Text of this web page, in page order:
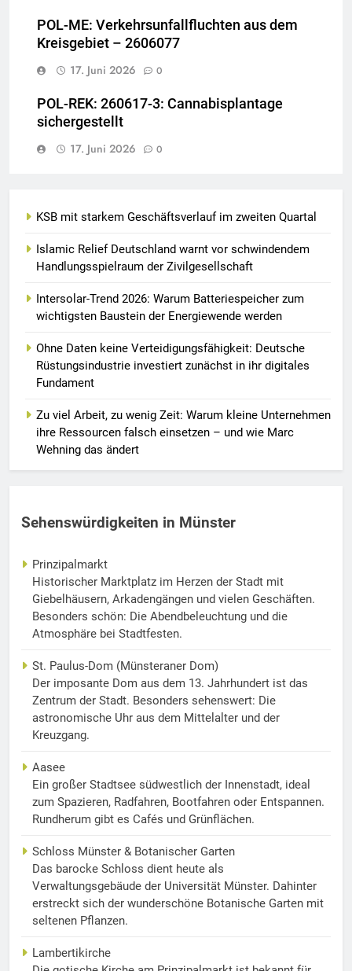
POL-ME: Verkehrsunfallfluchten aus dem
Kreisgebiet – 2606077
17. Juni 2026
0
POL-REK: 260617-3: Cannabisplantage
sichergestellt
17. Juni 2026
0
KSB mit starkem Geschäftsverlauf im zweiten Quartal
Islamic Relief Deutschland warnt vor schwindendem
Handlungsspielraum der Zivilgesellschaft
Intersolar-Trend 2026: Warum Batteriespeicher zum
wichtigsten Baustein der Energiewende werden
Ohne Daten keine Verteidigungsfähigkeit: Deutsche
Rüstungsindustrie investiert zunächst in ihr digitales
Fundament
Zu viel Arbeit, zu wenig Zeit: Warum kleine Unternehmen
ihre Ressourcen falsch einsetzen – und wie Marc
Wehning das ändert
Sehenswürdigkeiten in Münster
Prinzipalmarkt
Historischer Marktplatz im Herzen der Stadt mit
Giebelhäusern, Arkadengängen und vielen Geschäften.
Besonders schön: Die Abendbeleuchtung und die
Atmosphäre bei Stadtfesten.
St. Paulus-Dom (Münsteraner Dom)
Der imposante Dom aus dem 13. Jahrhundert ist das
Zentrum der Stadt. Besonders sehenswert: Die
astronomische Uhr aus dem Mittelalter und der
Kreuzgang.
Aasee
Ein großer Stadtsee südwestlich der Innenstadt, ideal
zum Spazieren, Radfahren, Bootfahren oder Entspannen.
Rundherum gibt es Cafés und Grünflächen.
Schloss Münster & Botanischer Garten
Das barocke Schloss dient heute als
Verwaltungsgebäude der Universität Münster. Dahinter
erstreckt sich der wunderschöne Botanische Garten mit
seltenen Pflanzen.
Lambertikirche